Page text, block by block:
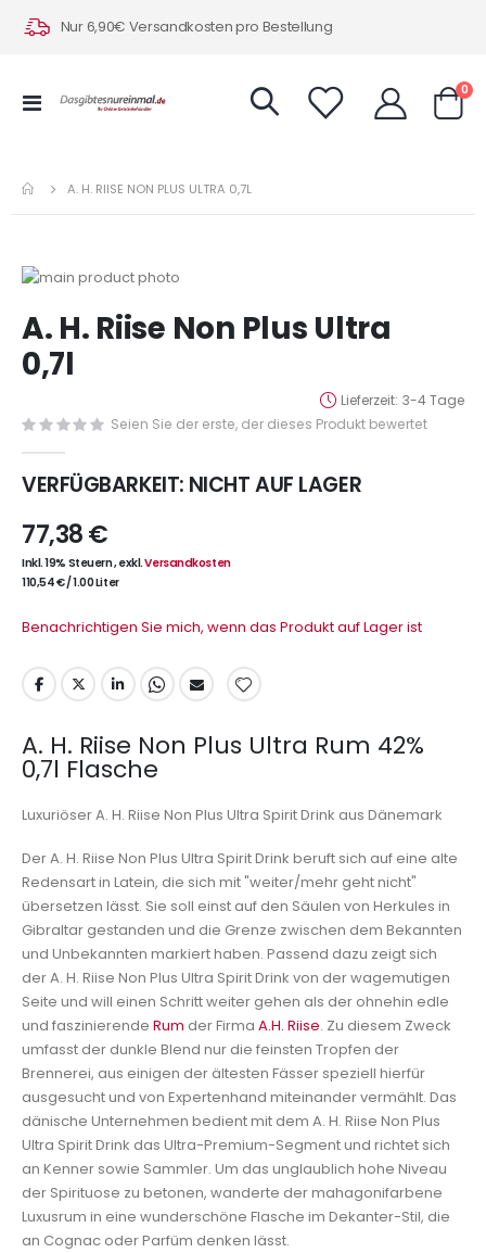
Nur 6,90€ Versandkosten pro Bestellung
Navigation
0
A. H. RIISE NON PLUS ULTRA 0,7L
Zum
der
Bildergalerie
springen
Anfang
der
Bildergalerie
A. H. Riise Non Plus Ultra
0,7l
Lieferzeit 3-4 Tage
Seien Sie der erste, der dieses Produkt bewertet
VERFÜGBARKEIT: NICHT AUF LAGER
77,38 €
Inkl. 19% Steuern,exkl.Versandkosten
110,54 €/1.00 Liter
Benachrichtigen Sie mich, wenn das Produkt auf Lager ist
A. H. Riise Non Plus Ultra Rum 42%
0,7l Flasche
Luxuriöser A. H. Riise Non Plus Ultra Spirit Drink aus Dänemark
Der A. H. Riise Non Plus Ultra Spirit Drink beruft sich auf eine alte
Redensart in Latein, die sich mit "weiter/mehr geht nicht"
übersetzen lässt. Sie soll einst auf den Säulen von Herkules in
Gibraltar gestanden und die Grenze zwischen dem Bekannten
und Unbekannten markiert haben. Passend dazu zeigt sich
der A. H. Riise Non Plus Ultra Spirit Drink von der wagemutigen
Seite und will einen Schritt weiter gehen als der ohnehin edle
und faszinierende Rum der Firma A.H. Riise. Zu diesem Zweck
umfasst der dunkle Blend nur die feinsten Tropfen der
Brennerei, aus einigen der ältesten Fässer speziell hierfür
ausgesucht und von Expertenhand miteinander vermählt. Das
dänische Unternehmen bedient mit dem A. H. Riise Non Plus
Ultra Spirit Drink das Ultra-Premium-Segment und richtet sich
an Kenner sowie Sammler. Um das unglaublich hohe Niveau
der Spirituose zu betonen, wanderte der mahagonifarbene
Luxusrum in eine wunderschöne Flasche im Dekanter-Stil, die
an Cognac oder Parfüm denken lässt.